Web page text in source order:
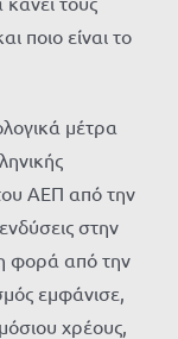
ποιο είναι το
μέτρα
ΑΕΠ από την
στην
φορά από την
εμφάνισε,
χρέους,